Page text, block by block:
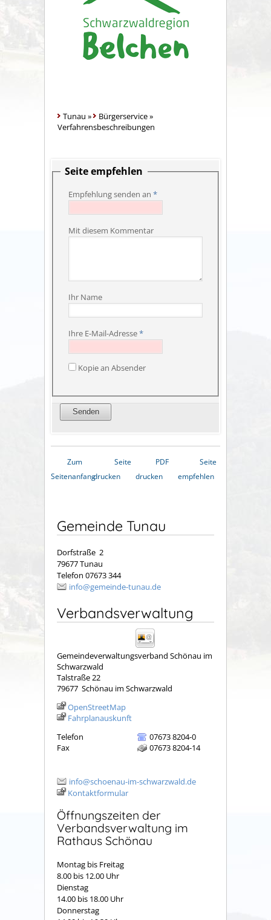
Tunau » Bürgerservice»
Verfahrensbeschreibungen
Seite empfehlen
Empfehlung senden an *
Mit diesem Kommentar
Ihr Name
Ihre E-Mail-Adresse*
Kopie an Absender
Zum
Seitenanfang
Seite
drucken
PDF
drucken
Seite
empfehlen
Gemeinde Tunau
Dorfstraße 2
79677 Tunau
Telefon 07673 344
info@gemeinde-tunau.de
Verbandsverwaltung
Gemeindeverwaltungsverband Schönau im
Schwarzwald
Talstraße 22
79677 Schönau im Schwarzwald
OpenStreetMap
Fahrplanauskunft
Telefon
07673 8204-0
Fax
07673 8204-14
info@schoenau-im-schwarzwald.de
Kontaktformular
Öffnungszeiten der
Verbandsverwaltung im
Rathaus Schönau
Montag bis Freitag
8.00 bis 12.00 Uhr
Dienstag
14.00 bis 18.00 Uhr
Donnerstag